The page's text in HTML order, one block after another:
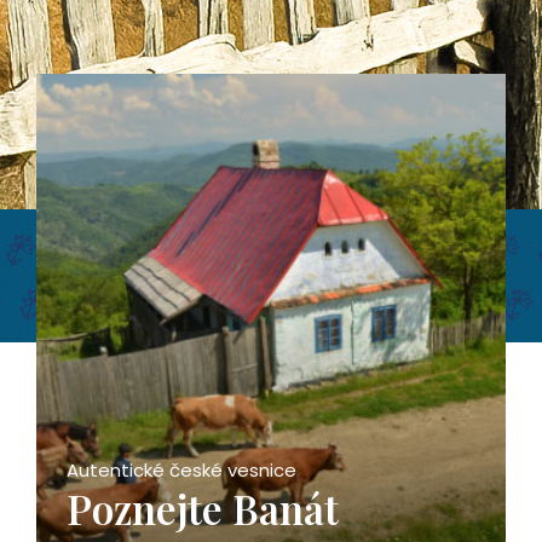
Autentické české vesnice
Poznejte Banát